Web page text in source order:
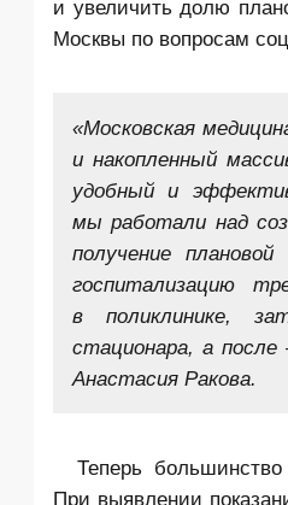
и увеличить долю
Москвы по вопросам
«Московская
и накопленный
удобный и
мы работали над
получение
госпитализацию
в поликлинике,
стационара, а после
Анастасия Ракова.
Теперь
При выявлении